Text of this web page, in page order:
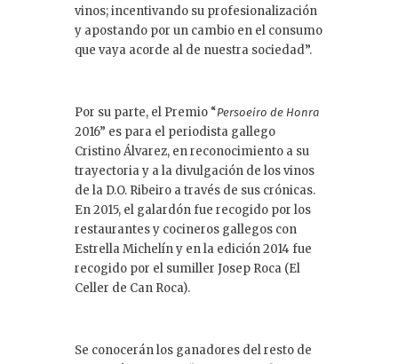
vinos; incentivando su profesionalización
y apostando por un cambio en el consumo
que vaya acorde al de nuestra sociedad”.
Por su parte, el Premio “Persoeiro de Honra
2016” es para el periodista gallego
Cristino Álvarez, en reconocimiento a su
trayectoria y a la divulgación de los vinos
de la D.O. Ribeiro a través de sus crónicas.
En 2015, el galardón fue recogido por los
restaurantes y cocineros gallegos con
Estrella Michelín y en la edición 2014 fue
recogido por el sumiller Josep Roca (El
Celler de Can Roca).
Se conocerán los ganadores del resto de